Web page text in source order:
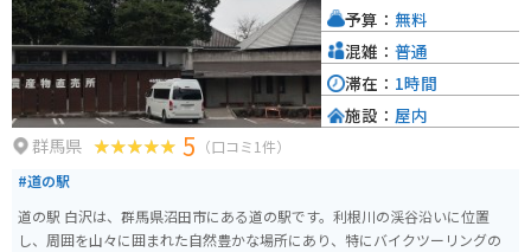
群馬県 5 （口コミ1件）
#道の駅
道の駅 白沢は、群馬県沼田市にある道の駅です。利根川の渓谷沿いに位置
し、周囲を山々に囲まれた自然豊かな場所にあり、特にバイクツーリングの
予算： 無料
混雑： 普通
滞在： 1時間
施設： 屋内